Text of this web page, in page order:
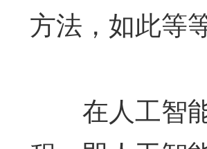
方法，如此等等
在人工智能